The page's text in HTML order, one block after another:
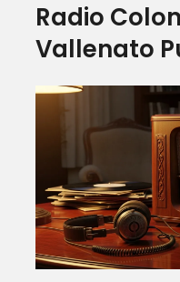
Radio
Vallenato